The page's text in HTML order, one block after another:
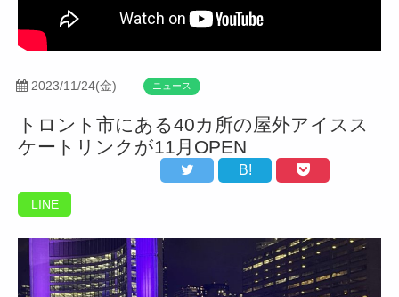
2023/11/24(金) ニュース
トロント市にある40カ所の屋外アイスス
ケートリンクが11月OPEN
B!
LINE